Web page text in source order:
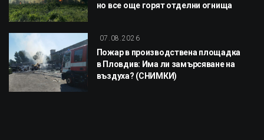
но все още горят отделни огнища
07.08.2026
Пожар в производствена площадка
в Пловдив: Има ли замърсяване на
въздуха? (СНИМКИ)